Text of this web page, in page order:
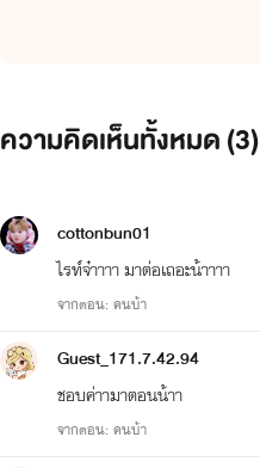
ความคิดเห็นทั้งหมด (3)
cottonbun01
ไรท์จ๋าาาา มาต่อเถอะน้าาาา
จากตอน: คนบ้า
Guest_171.7.42.94
ชอบค่าามาตอนน้าา
จากตอน: คนบ้า